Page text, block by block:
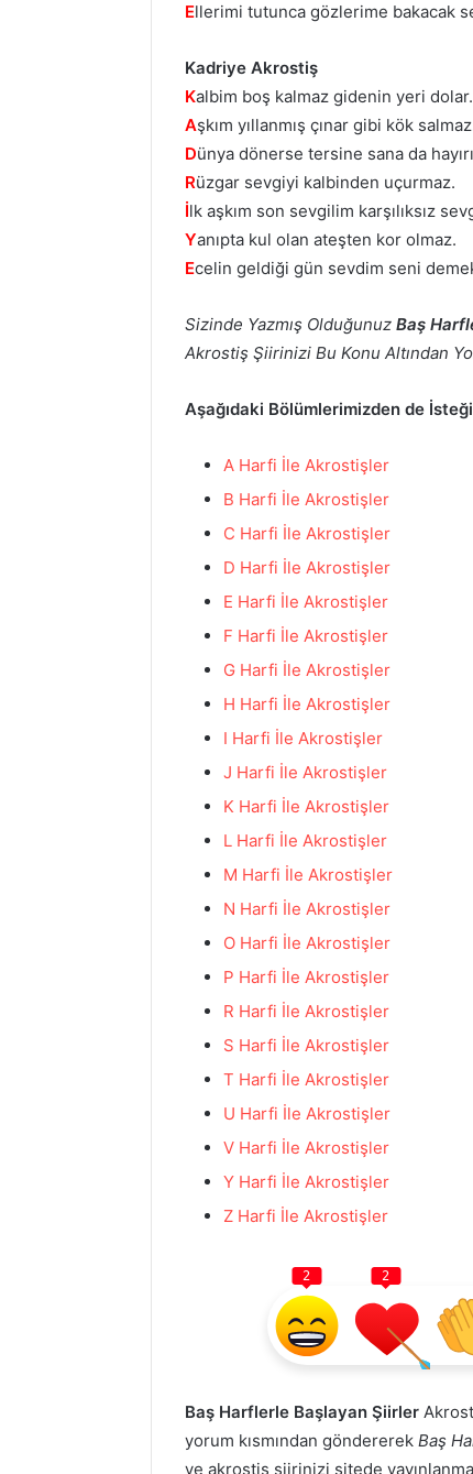
Ellerimi tutunca gözlerime bakacak
Kadriye Akrostiş
Kalbim boş kalmaz gidenin yeri dolar.
Aşkım yıllanmış çınar gibi kök
Dünya dönerse tersine sana da
Rüzgar sevgiyi kalbinden uçurmaz.
İlk aşkım son sevgilim karşılıksız
Yanıpta kul olan ateşten kor olmaz.
Ecelin geldiği gün sevdim seni
Sizinde Yazmış Olduğunuz Baş
Akrostiş Şiirinizi Bu Konu Altından
Aşağıdaki Bölümlerimizden de
A Harfi İle Akrostişler
B Harfi İle Akrostişler
C Harfi İle Akrostişler
D Harfi İle Akrostişler
E Harfi İle Akrostişler
F Harfi İle Akrostişler
G Harfi İle Akrostişler
H Harfi İle Akrostişler
I Harfi İle Akrostişler
J Harfi İle Akrostişler
K Harfi İle Akrostişler
L Harfi İle Akrostişler
M Harfi İle Akrostişler
N Harfi İle Akrostişler
O Harfi İle Akrostişler
P Harfi İle Akrostişler
R Harfi İle Akrostişler
S Harfi İle Akrostişler
T Harfi İle Akrostişler
U Harfi İle Akrostişler
V Harfi İle Akrostişler
Y Harfi İle Akrostişler
Z Harfi İle Akrostişler
2 2
Baş Harflerle Başlayan Şiirler
yorum kısmından göndererek Baş
ve akrostiş şiirinizi sitede